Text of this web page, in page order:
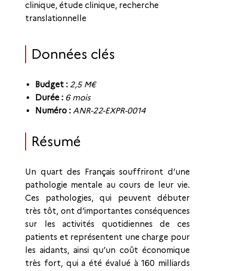
clinique, étude clinique, recherche
translationnelle
Données clés
Budget : 2,5 M€
Durée : 6 mois
Numéro : ANR-22-EXPR-0014
Résumé
Un quart des Français souffriront d’une
pathologie mentale au cours de leur vie.
Ces pathologies, qui peuvent débuter
très tôt, ont d’importantes conséquences
sur les activités quotidiennes de ces
patients et représentent une charge pour
les aidants, ainsi qu’un coût économique
très fort, qui a été évalué à 160 milliards